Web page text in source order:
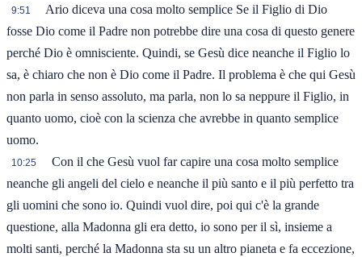
9:51
Ario diceva una cosa molto semplice Se il Figlio di Dio
fosse Dio come il Padre non potrebbe dire una cosa di questo genere
perché Dio è omnisciente. Quindi, se Gesù dice neanche il Figlio lo
sa, è chiaro che non è Dio come il Padre. Il problema è che qui Gesù
non parla in senso assoluto, ma parla, non lo sa neppure il Figlio, in
quanto uomo, cioè con la scienza che avrebbe in quanto semplice
uomo.
10:25
Con il che Gesù vuol far capire una cosa molto semplice
neanche gli angeli del cielo e neanche il più santo e il più perfetto tra
gli uomini che sono io. Quindi vuol dire, poi qui c'è la grande
questione, alla Madonna gli era detto, io sono per il sì, insieme a
molti santi, perché la Madonna sta su un altro pianeta e fa eccezione,